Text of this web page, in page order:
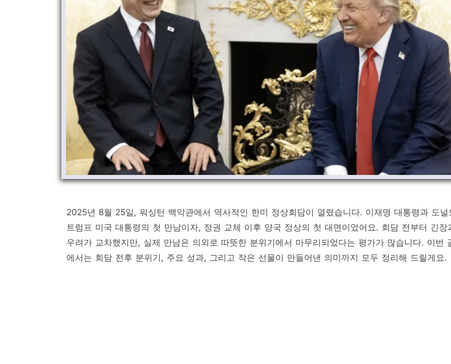
2025년 8월 25일, 워싱턴 백악관에서 역사적인 한미 정상회담이 열렸습니다. 이재명 대통령과 도널
트럼프 미국 대통령의 첫 만남이자, 정권 교체 이후 양국 정상의 첫 대면이었어요. 회담 전부터 긴장
우려가 교차했지만, 실제 만남은 의외로 따뜻한 분위기에서 마무리되었다는 평가가 많습니다. 이번
에서는 회담 전후 분위기, 주요 성과, 그리고 작은 선물이 만들어낸 의미까지 모두 정리해 드릴게요.